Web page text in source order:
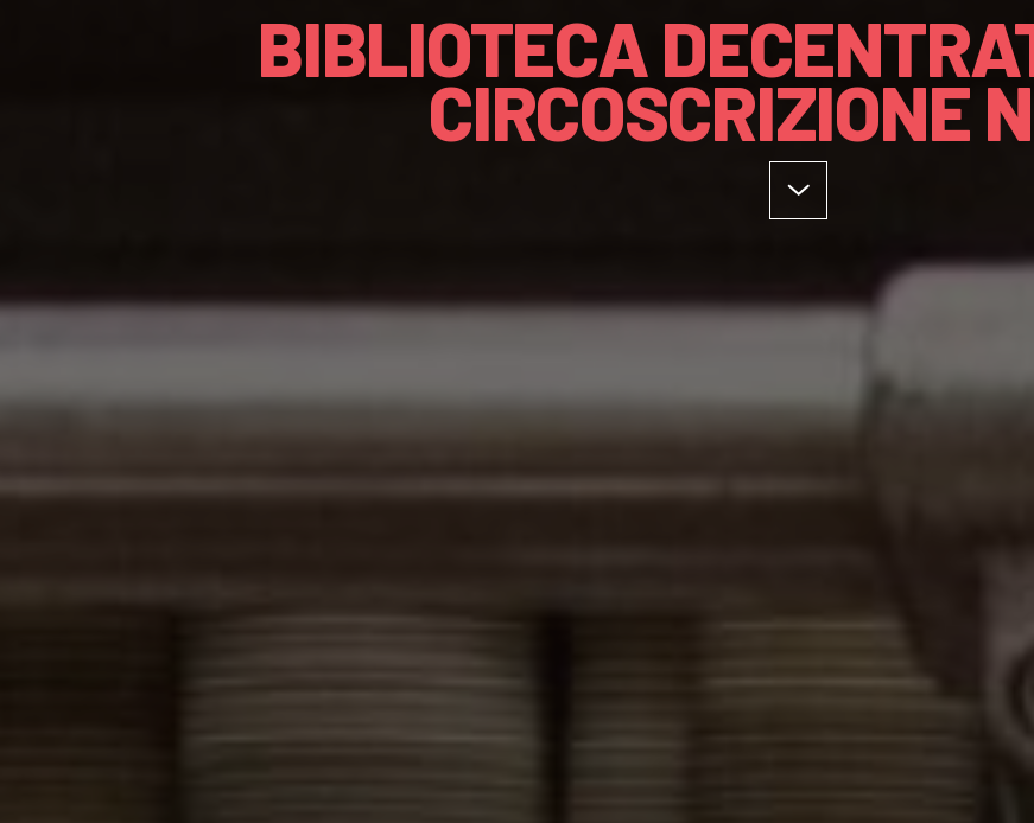
BIBLIOTECA
CIRCOSCRIZIONE